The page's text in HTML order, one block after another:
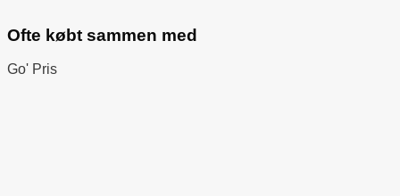
Ofte købt sammen med
Go' Pris